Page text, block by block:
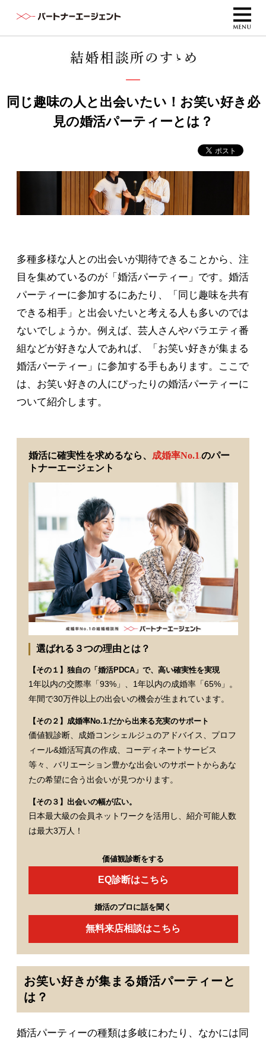
同じ趣味の人と出会いたい！お笑い好き必
見の婚活パーティーとは？
多種多様な人との出会いが期待できることから、注
目を集めているのが「婚活パーティー」です。婚活
パーティーに参加するにあたり、「同じ趣味を共有
できる相手」と出会いたいと考える人も多いのでは
ないでしょうか。例えば、芸人さんやバラエティ番
組などが好きな人であれば、「お笑い好きが集まる
婚活パーティー」に参加する手もあります。ここで
は、お笑い好きの人にぴったりの婚活パーティーに
ついて紹介します。
婚活に確実性を求めるなら、 成婚率No.1 ※のパー
トナーエージェント
選ばれる３つの理由とは？
【その１】独自の「婚活PDCA」で、高い確実性を実現
1年以内の交際率「93%」、1年以内の成婚率「65%」。
年間で30万件以上の出会いの機会が生まれています。
【その２】成婚率No.1※だから出来る充実のサポート
価値観診断、成婚コンシェルジュのアドバイス、プロフ
ィール&婚活写真の作成、コーディネートサービス
等々、バリエーション豊かな出会いのサポートからあな
たの希望に合う出会いが見つかります。
【その３】出会いの幅が広い。
日本最大級の会員ネットワークを活用し、紹介可能人数
は最大3万人！
価値観診断をする
EQ診断はこちら
婚活のプロに話を聞く
無料来店相談はこちら
お笑い好きが集まる婚活パーティーと
は？
婚活パーティーの種類は多岐にわたり、なかには同